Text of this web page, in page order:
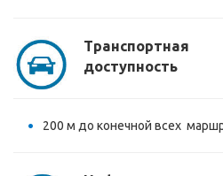
Транспортная
доступность
200 м до конечной всех